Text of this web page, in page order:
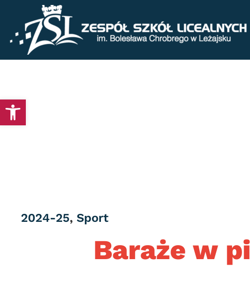
Otwórz pasek narzędzi
Baraże w
Category
2024-25, Sport